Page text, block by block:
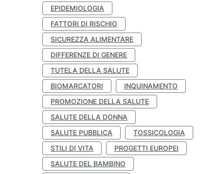
EPIDEMIOLOGIA
FATTORI DI RISCHIO
SICUREZZA ALIMENTARE
DIFFERENZE DI GENERE
TUTELA DELLA SALUTE
BIOMARCATORI
INQUINAMENTO
PROMOZIONE DELLA SALUTE
SALUTE DELLA DONNA
SALUTE PUBBLICA
TOSSICOLOGIA
STILI DI VITA
PROGETTI EUROPEI
SALUTE DEL BAMBINO